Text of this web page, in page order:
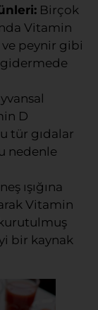
Birçok
Vitamin
peynir gibi
D
tür gıdalar
nedenle
ışığına
Vitamin
bir kaynak